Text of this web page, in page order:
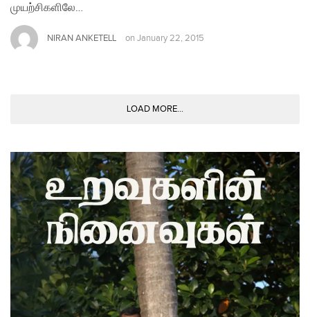
முயற்சிகளிலே…
NIRAN ANKETELL on January 22, 2015
LOAD MORE...